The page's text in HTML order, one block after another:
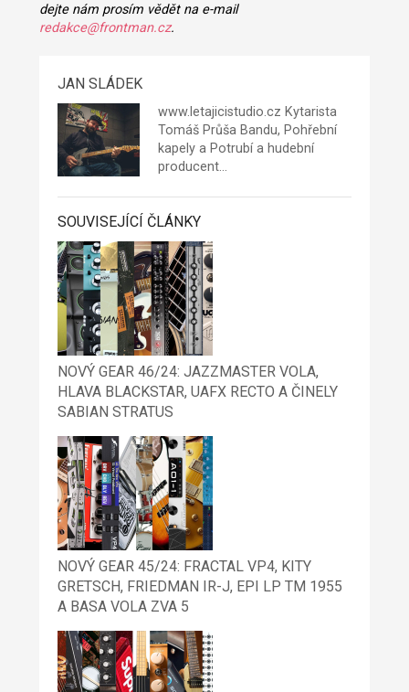
dejte nám prosím vědět na e-mail
redakce@frontman.cz.
JAN SLÁDEK
www.letajicistudio.cz Kytarista
TomášPrůša Bandu, Pohřební
kapelya Potrubía hudební
producent…
SOUVISEJÍCÍ ČLÁNKY
NOVÝ GEAR 46/24: JAZZMASTER VOLA,
HLAVA BLACKSTAR, UAFX RECTO A ČINELY
SABIAN STRATUS
NOVÝ GEAR 45/24: FRACTAL VP4, KITY
GRETSCH, FRIEDMAN IR-J, EPI LP TM 1955
A BASA VOLA ZVA 5